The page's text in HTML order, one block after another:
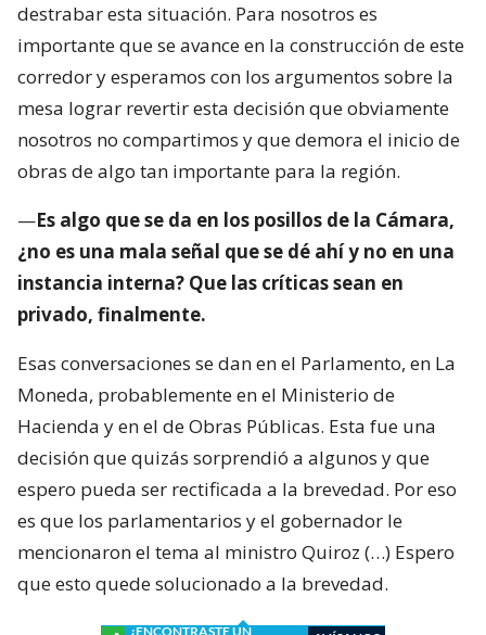
destrabar esta situación. Para nosotros es
importante que se avance en la construcción de este
corredor y esperamos con los argumentos sobre la
mesa lograr revertir esta decisión que obviamente
nosotros no compartimos y que demora el inicio de
obras de algo tan importante para la región.
—Es algo que se da en los posillos de la Cámara,
¿no es una mala señal que se dé ahí y no en una
instancia interna? Que las críticas sean en
privado, finalmente.
Esas conversaciones se dan en el Parlamento, en La
Moneda, probablemente en el Ministerio de
Hacienda y en el de Obras Públicas. Esta fue una
decisión que quizás sorprendió a algunos y que
espero pueda ser rectificada a la brevedad. Por eso
es que los parlamentarios y el gobernador le
mencionaron el tema al ministro Quiroz (…) Espero
que esto quede solucionado a la brevedad.
¿ENCONTRASTE UN